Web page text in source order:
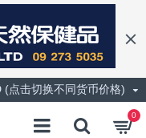
(点击切换不同货币价格)
0